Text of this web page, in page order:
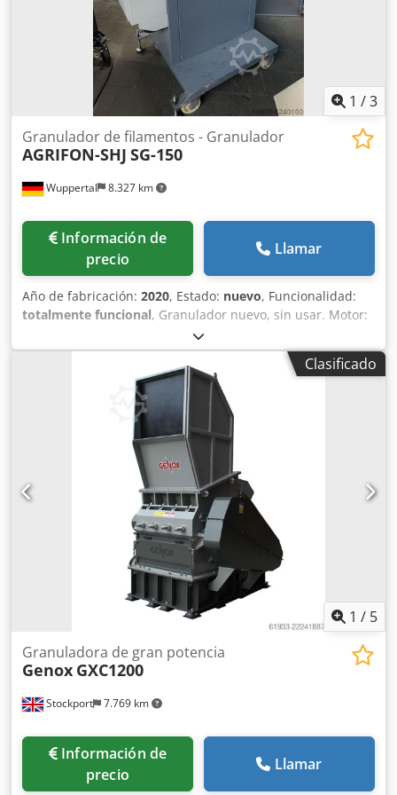
1 /3
Wuppertal 8.327 km
Granulador de filamentos - Granulador
AGRIFON-SHJ SG-150
Información de
precio
Llamar
Año de fabricación: 2020, Estado: nuevo, Funcionalidad:
totalmente funcional, Granulador nuevo, sin usar. Motor:
5 kW Rotor de corte: 150 mm Dsdpfx Alof U Slfs Deck
Entrega inmediata / Posibilidad de realizar pruebas previo
Clasificado
1 / 5
Stockport 7.769 km
Granuladora de gran potencia
Genox GXC1200
Información de
precio
Llamar